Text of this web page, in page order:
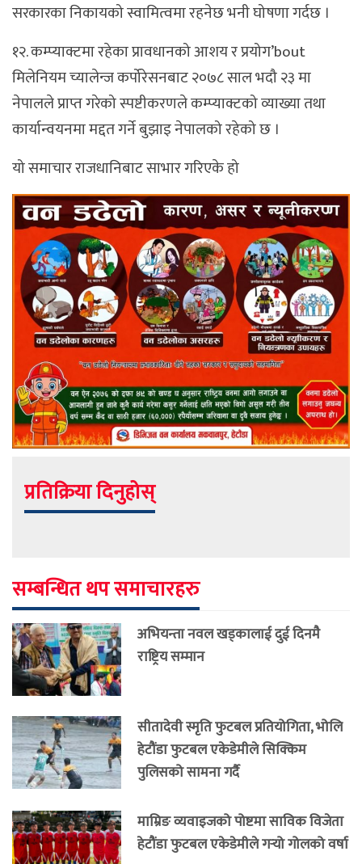
सरकारका निकायको स्वामित्वमा रहनेछ भनी घोषणा गर्दछ ।
१२. कम्प्याक्टमा रहेका प्रावधानको आशय र प्रयोग’bout
मिलेनियम च्यालेन्ज कर्पोरेसनबाट २०७८ साल भदौ २३ मा
नेपालले प्राप्त गरेको स्पष्टीकरणले कम्प्याक्टको व्याख्या तथा
कार्यान्वयनमा मद्दत गर्ने बुझाइ नेपालको रहेको छ ।
यो समाचार राजधानिबाट साभार गरिएके हो
प्रतिक्रिया दिनुहोस्
सम्बन्धित थप समाचारहरु
अभियन्ता नवल खड्कालाई दुई दिनमै
राष्ट्रिय सम्मान
सीतादेवी स्मृति फुटबल प्रतियोगिता, भोलि
हेटौंडा फुटबल एकेडेमीले सिक्किम
पुलिसको सामना गर्दै
माम्रिङ व्यवाइजको पोष्टमा साविक विजेता
हेटौंडा फुटबल एकेडेमीले गर्‍यो गोलको वर्षा